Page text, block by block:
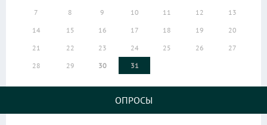
7
8 9 10 11 12
13
14
15 16 17 18 19
20
21
22 23 24 25 26
27
28
29 30 31
ОПРОСЫ